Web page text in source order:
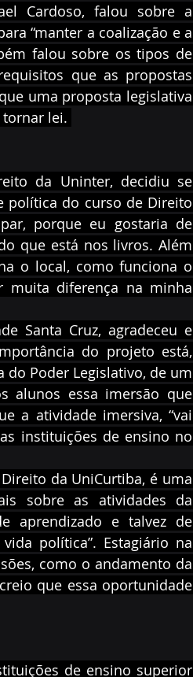
Cardoso, falou sobre a
“manter a coalização e a
falou sobre os tipos de
que as propostas
uma proposta legislativa
tornar lei.
da Uninter, decidiu se
política do curso de Direito
porque eu gostaria de
que está nos livros. Além
o local, como funciona o
muita diferença na minha
Santa Cruz, agradeceu e
do projeto está,
Poder Legislativo, de um
alunos essa imersão que
a atividade imersiva, “vai
instituições de ensino no
da UniCurtiba, é uma
sobre as atividades da
aprendizado e talvez de
política”. Estagiário na
como o andamento da
que essa oportunidade
de ensino superior